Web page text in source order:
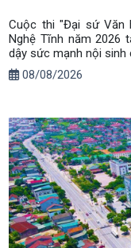
Cuộc thi "Đại sứ Văn
Nghệ Tĩnh năm 2026
dậy sức mạnh nội sinh
08/08/2026